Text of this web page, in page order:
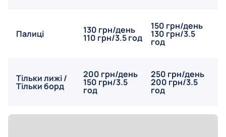
Палиці 130 грн/день
110 грн/3.5 год
150 грн/день
130 грн/3.5
год
Тільки лижі /
Тільки борд
200 грн/день
150 грн/3.5
год
250 грн/день
200 грн/3.5
год